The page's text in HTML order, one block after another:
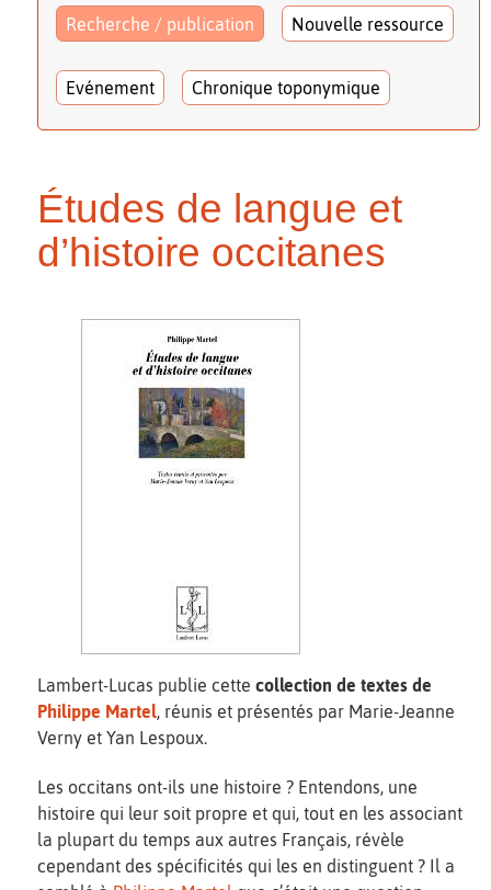
Recherche / publication Nouvelle ressource
Evénement Chronique toponymique
Études de langue et
d’histoire occitanes
Lambert-Lucas publie cette collection de textes de
Philippe Martel, réunis et présentés par Marie-Jeanne
Verny et Yan Lespoux.
Les occitans ont-ils une histoire ? Entendons, une
histoire qui leur soit propre et qui, tout en les associant
la plupart du temps aux autres Français, révèle
cependant des spécificités qui les en distinguent ? Il a